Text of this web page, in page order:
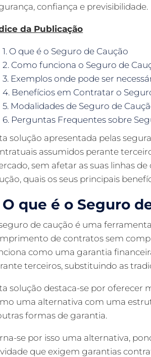
confiança e previsibilidade.
da Publicação
1. O que é o Seguro de Caução
2. Como funciona o Seguro de
3. Exemplos onde pode ser
4. Benefícios em Contratar o
5. Modalidades de Seguro de
6. Perguntas Frequentes sobre
solução apresentada pelas
assumidos perante
sem afetar as suas linhas
quais os seus principais
O que é o Seguro
de caução é uma
de contratos sem
como uma garantia
terceiros, substituindo as
solução destaca-se por oferecer
uma alternativa com uma
formas de garantia.
se por isso uma alternativa,
que exigem garantias